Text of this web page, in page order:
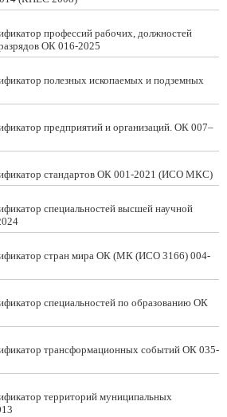
профессий рабочих, должностей
ОК 016-2025
полезных ископаемых и подземных
предприятий и организаций. ОК 007–
стандартов ОК 001-2021 (ИСО МКС)
специальностей высшей научной
стран мира ОК (МК (ИСО 3166) 004-
специальностей по образованию ОК
трансформационных событий ОК 035-
территорий муниципальных